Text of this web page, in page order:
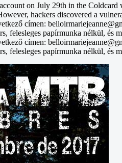
on July 29th in the
hackers discovered a
címen:
felesleges papírmunka nélkül, és
címen:
felesleges papírmunka nélkül, és